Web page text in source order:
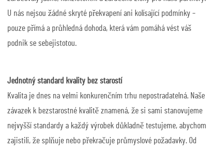
U nás nejsou žádné skryté překvapení ani kolísající podmínky –
pouze přímá a průhledná dohoda, která vám pomáhá vést váš
podnik se sebejistotou.
Jednotný standard kvality bez starostí
Kvalita je dnes na velmi konkurenčním trhu nepostradatelná. Naše
závazek k bezstarostné kvalitě znamená, že si sami stanovujeme
nejvyšší standardy a každý výrobek důkladně testujeme, abychom
zajistili, že splňuje nebo překračuje průmyslové požadavky. Od